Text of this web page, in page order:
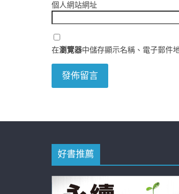
個人網站網址
在瀏覽器中儲存顯示名稱、電子郵件
好書推薦